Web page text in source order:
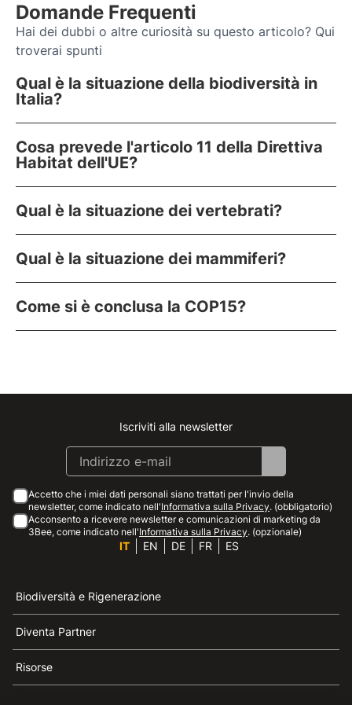
Domande Frequenti
Hai dei dubbi o altre curiosità su questo articolo? Qui
troverai spunti
Qual è la situazione della biodiversità in
Italia?
Cosa prevede l'articolo 11 della Direttiva
Habitat dell'UE?
Qual è la situazione dei vertebrati?
Qual è la situazione dei mammiferi?
Come si è conclusa la COP15?
Instagram
Facebook
Linkedin
Youtube
Iscriviti alla newsletter
Accetto che i miei dati personali siano trattati per l'invio della
newsletter, come indicato nell'Informativa sulla Privacy. (obbligatorio)
Acconsento a ricevere newsletter e comunicazioni di marketing da
3Bee, come indicato nell'Informativa sulla Privacy. (opzionale)
IT EN DE FR ES
Biodiversità e Rigenerazione
Diventa Partner
Risorse